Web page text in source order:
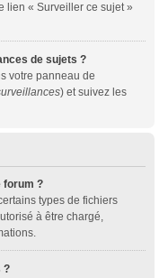
lien « Surveiller ce sujet »
de sujets ?
votre panneau de
) et suivez les
forum ?
types de fichiers
à être chargé,
?